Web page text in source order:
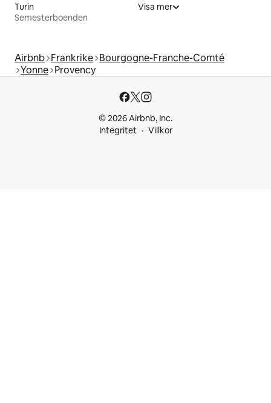
Turin
Semesterboenden
Visa mer
Airbnb Frankrike Bourgogne-Franche-Comté
Yonne Provency
© 2026 Airbnb, Inc.
Integritet
Villkor